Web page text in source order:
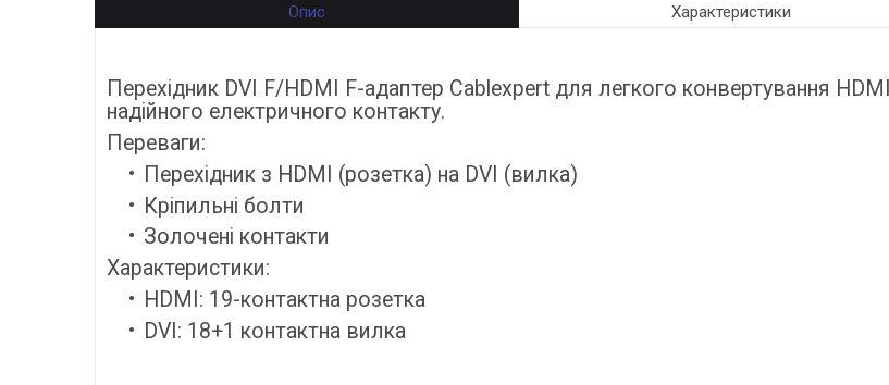
Опис Характеристики
Перехідник DVI F/HDMI F-адаптер Cablexpert для легкого конвертування
надійного електричного контакту.
Переваги:
Перехідник з HDMI (розетка) на DVI (вилка)
Кріпильні болти
Золочені контакти
Характеристики:
HDMI: 19-контактна розетка
DVI: 18+1 контактна вилка